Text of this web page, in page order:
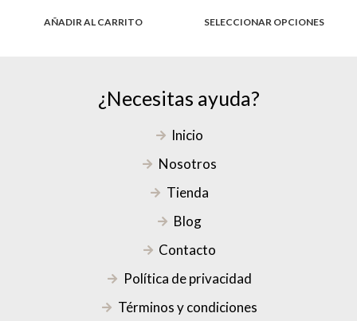
AÑADIR AL CARRITO SELECCIONAR OPCIONES
¿Necesitas ayuda?
Inicio
Nosotros
Tienda
Blog
Contacto
Política de privacidad
Términos y condiciones